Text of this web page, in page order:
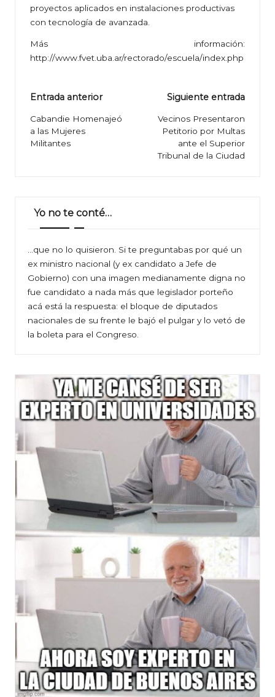
proyectos aplicados en instalaciones productivas
con tecnología de avanzada.
Más información:
http://www.fvet.uba.ar/rectorado/escuela/index.php
Navegación
de
entradas
Entrada anterior
Cabandie Homenajeó
a las Mujeres
Militantes
Siguiente entrada
Vecinos Presentaron
Petitorio por Multas
ante el Superior
Tribunal de la Ciudad
Yo no te conté…
…que no lo quisieron. Si te preguntabas por qué un
ex ministro nacional (y ex candidato a Jefe de
Gobierno) con una imagen medianamente digna no
fue candidato a nada más que legislador porteño
acá está la respuesta: el bloque de diputados
nacionales de su frente le bajó el pulgar y lo vetó de
la boleta para el Congreso.